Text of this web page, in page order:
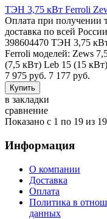
ТЭН 3,75 кВт Ferroli
Оплата при получении
доставка по всей
398604470 ТЭН 3,75
Ferroli моделей: Zews
(7,5 кВт) Leb 15 (15
7 975 руб. 7 177 руб.
в закладки
сравнение
Показано с 1 по 19 из
Информация
О компании
Доставка
Оплата
Политика в
данных